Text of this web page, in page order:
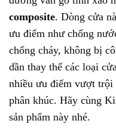
composite. Dòng cửa
ưu điểm như chống
chống cháy, không bị
dần thay thế các loại
nhiều ưu điểm vượt trội
phân khúc. Hãy cùng
sản phẩm này nhé.